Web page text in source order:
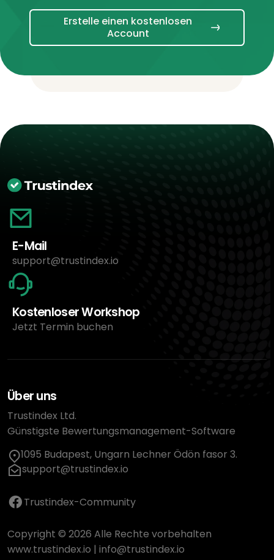
Erstelle einen kostenlosen
Account
E-Mail
support@trustindex.io
Kostenloser Workshop
Jetzt Termin buchen
Über uns
Trustindex Ltd.
Günstigste Bewertungsmanagement-Software
1095 Budapest, Ungarn Lechner Ödön fasor 3.
support@trustindex.io
Trustindex-Community
Copyright © 2026 Alle Rechte vorbehalten
www.trustindex.io | info@trustindex.io